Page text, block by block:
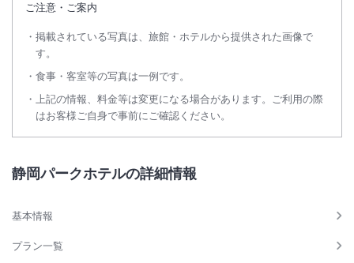
ご注意・ご案内
掲載されている写真は、旅館・ホテルから提供された画像で
す。
食事・客室等の写真は一例です。
上記の情報、料金等は変更になる場合があります。ご利用の際
はお客様ご自身で事前にご確認ください。
静岡パークホテルの詳細情報
基本情報
プラン一覧